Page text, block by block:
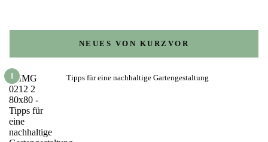
NEUES VON KURZVOR
1 Tipps für eine nachhaltige Gartengestaltung